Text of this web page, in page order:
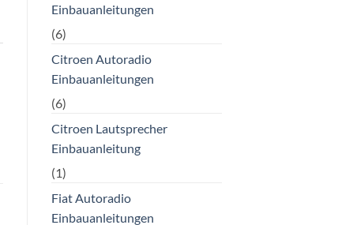
Einbauanleitungen
(6)
Citroen Autoradio
Einbauanleitungen
(6)
Citroen Lautsprecher
Einbauanleitung
(1)
Fiat Autoradio
Einbauanleitungen